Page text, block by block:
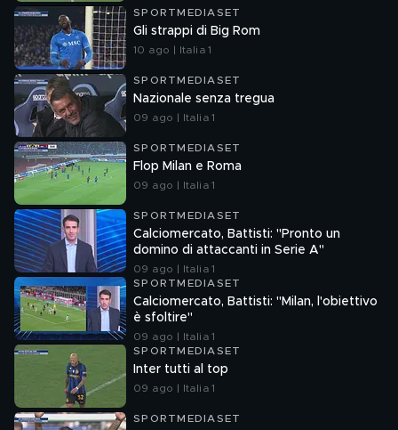
SPORTMEDIASET
Gli strappi di Big Rom
10 ago | Italia 1
SPORTMEDIASET
Nazionale senza tregua
09 ago | Italia 1
SPORTMEDIASET
Flop Milan e Roma
09 ago | Italia 1
SPORTMEDIASET
Calciomercato, Battisti: "Pronto un
domino di attaccanti in Serie A"
09 ago | Italia 1
SPORTMEDIASET
Calciomercato, Battisti: "Milan, l'obiettivo
è sfoltire"
09 ago | Italia 1
SPORTMEDIASET
Inter tutti al top
09 ago | Italia 1
SPORTMEDIASET